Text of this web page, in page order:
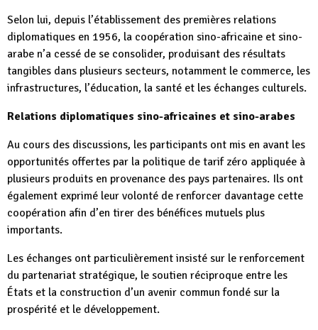
Selon lui, depuis l’établissement des premières relations
diplomatiques en 1956, la coopération sino-africaine et sino-
arabe n’a cessé de se consolider, produisant des résultats
tangibles dans plusieurs secteurs, notamment le commerce, les
infrastructures, l’éducation, la santé et les échanges culturels.
Relations diplomatiques sino-africaines et sino-arabes
Au cours des discussions, les participants ont mis en avant les
opportunités offertes par la politique de tarif zéro appliquée à
plusieurs produits en provenance des pays partenaires. Ils ont
également exprimé leur volonté de renforcer davantage cette
coopération afin d’en tirer des bénéfices mutuels plus
importants.
Les échanges ont particulièrement insisté sur le renforcement
du partenariat stratégique, le soutien réciproque entre les
États et la construction d’un avenir commun fondé sur la
prospérité et le développement.